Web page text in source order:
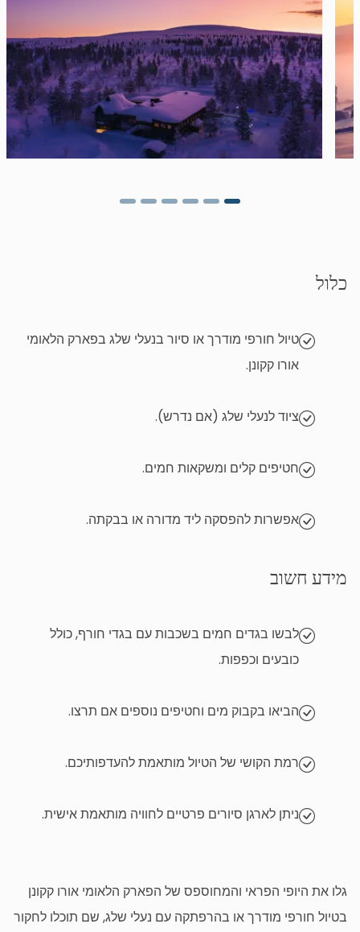
כלול
טיול חורפי מודרך או סיור בנעלי שלג בפארק הלאומי
אורו קקונן.
ציוד לנעלי שלג (אם נדרש).
חטיפים קלים ומשקאות חמים.
אפשרות להפסקה ליד מדורה או בבקתה.
מידע חשוב
לבשו בגדים חמים בשכבות עם בגדי חורף, כולל
כובעים וכפפות.
הביאו בקבוק מים וחטיפים נוספים אם תרצו.
רמת הקושי של הטיול מותאמת להעדפותיכם.
ניתן לארגן סיורים פרטיים לחוויה מותאמת אישית.
גלו את היופי הפראי והמחוספס של הפארק הלאומי אורו קקונן
בטיול חורפי מודרך או בהרפתקה עם נעלי שלג, שם תוכלו לחקור